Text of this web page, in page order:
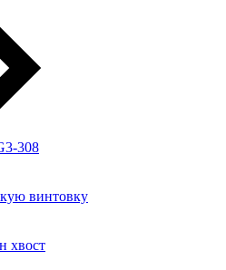
308
винтовку
хвост